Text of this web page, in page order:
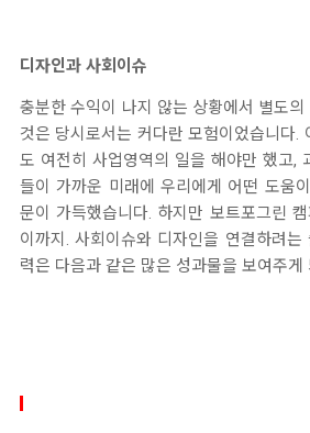
디자인과 사회이슈
충분한 수익이 나지 않는 상황에서 별도
것은 당시로서는 커다란 모험이었습니다.
도 여전히 사업영역의 일을 해야만 했고,
들이 가까운 미래에 우리에게 어떤 도움
문이 가득했습니다. 하지만 보트포그린
이까지. 사회이슈와 디자인을 연결하려는
력은 다음과 같은 많은 성과물을 보여주게